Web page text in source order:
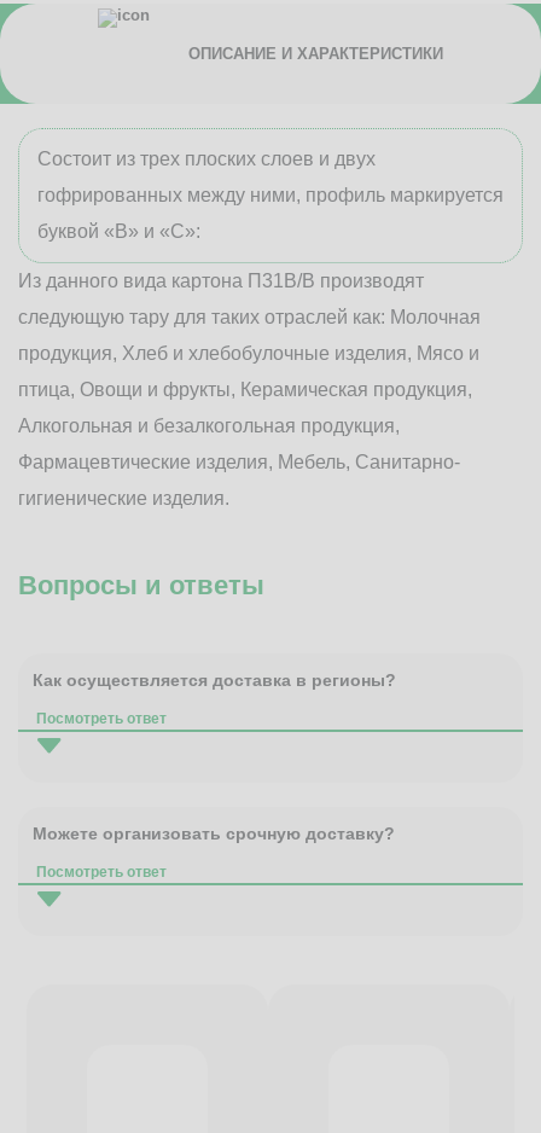
ОПИСАНИЕ И ХАРАКТЕРИСТИКИ
Состоит из трех плоских слоев и двух
гофрированных между ними, профиль маркируется
буквой «В» и «С»:
Из данного вида картона П31В/B производят
следующую тару для таких отраслей как: Молочная
продукция, Хлеб и хлебобулочные изделия, Мясо и
птица, Овощи и фрукты, Керамическая продукция,
Алкогольная и безалкогольная продукция,
Фармацевтические изделия, Мебель, Санитарно-
гигиенические изделия.
Вопросы и ответы
Как осуществляется доставка в регионы?
Посмотреть ответ
Можете организовать срочную доставку?
Посмотреть ответ